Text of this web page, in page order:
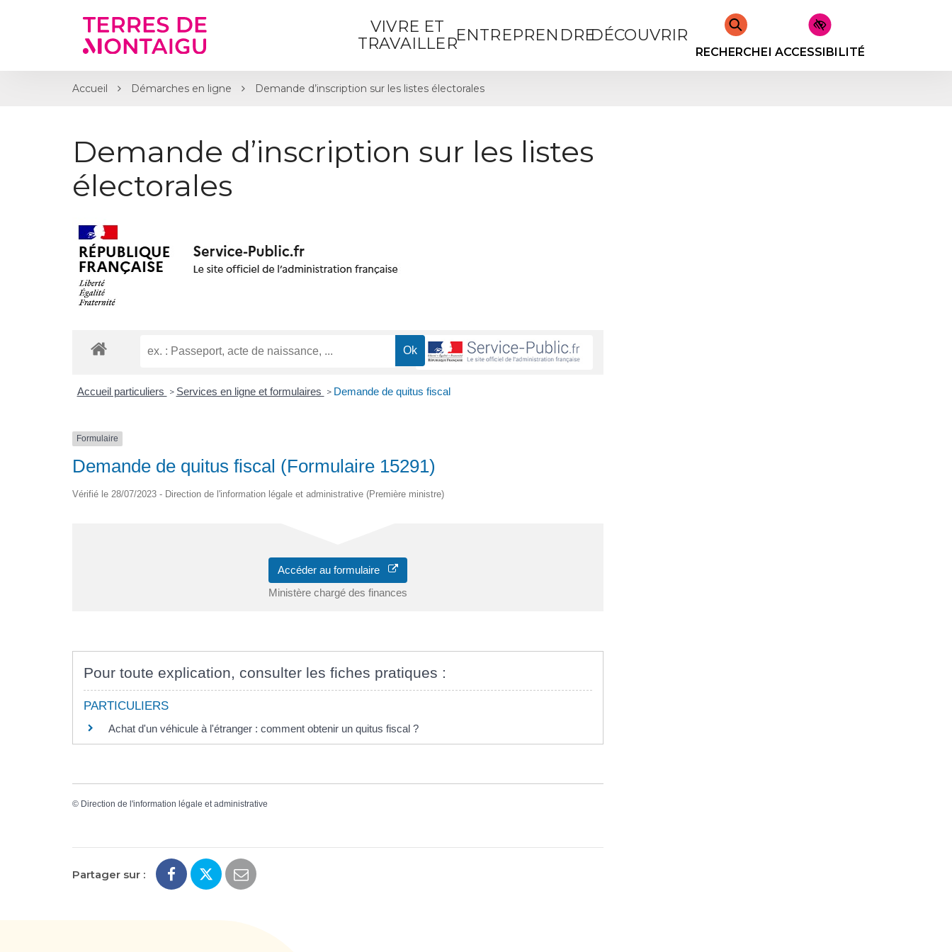
VIVRE ET
TRAVAILLERENTREPRENDREDÉCOUVRIR
RECHERCHERACCESSIBILITÉ
Accueil Démarches en ligne Demande d’inscription sur les listes électorales
Demande d’inscription sur les listes
électorales
Accueil particuliers > Services en ligne et formulaires > Demande de quitus fiscal
Formulaire
Demande de quitus fiscal (Formulaire 15291)
Vérifié le 28/07/2023 - Direction de l'information légale et administrative (Première ministre)
Accéder au formulaire
Ministère chargé des finances
Pour toute explication, consulter les fiches pratiques :
PARTICULIERS
Achat d'un véhicule à l'étranger : comment obtenir un quitus fiscal ?
© Direction de l'information légale et administrative
Partager sur :